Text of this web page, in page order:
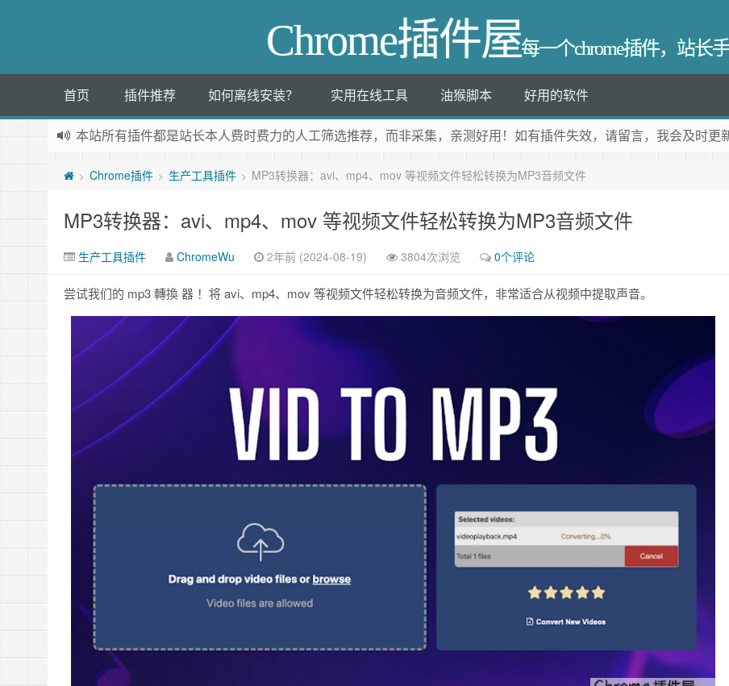
Chrome插件屋每一个chrome插件，站长
首页 插件推荐 如何离线安装？ 实用在线工具 油猴脚本 好用的软件
本站所有插件都是站长本人费时费力的人工筛选推荐，而非采集，亲测好用！如有插件失效，请留言，我会及时更
> Chrome插件 > 生产工具插件 > MP3转换器：avi、mp4、mov 等视频文件轻松转换为MP3音频文件
MP3转换器：avi、mp4、mov 等视频文件轻松转换为MP3音频文件
生产工具插件 ChromeWu 2年前 (2024-08-19) 3804次浏览 0个评论
尝试我们的 mp3 轉換 器 ！将 avi、mp4、mov 等视频文件轻松转换为音频文件，非常适合从视频中提取声音。